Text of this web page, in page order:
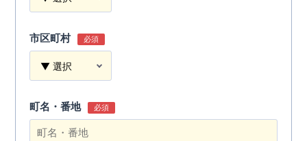
市区町村 必須
町名・番地 必須